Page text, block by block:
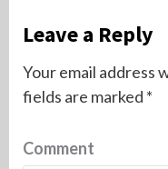
Leave a Reply
Your email address
fields are marked *
Comment